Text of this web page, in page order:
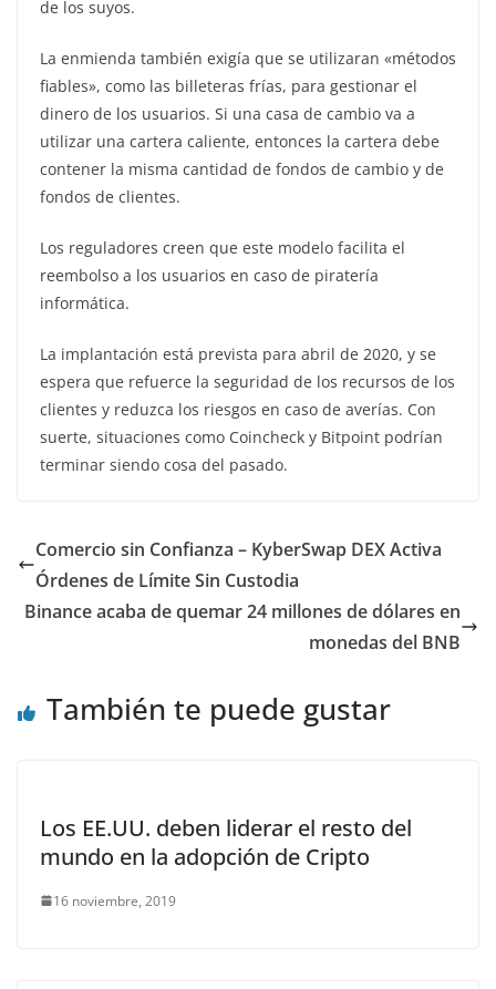
de los suyos.
La enmienda también exigía que se utilizaran «métodos
fiables», como las billeteras frías, para gestionar el
dinero de los usuarios. Si una casa de cambio va a
utilizar una cartera caliente, entonces la cartera debe
contener la misma cantidad de fondos de cambio y de
fondos de clientes.
Los reguladores creen que este modelo facilita el
reembolso a los usuarios en caso de piratería
informática.
La implantación está prevista para abril de 2020, y se
espera que refuerce la seguridad de los recursos de los
clientes y reduzca los riesgos en caso de averías. Con
suerte, situaciones como Coincheck y Bitpoint podrían
terminar siendo cosa del pasado.
Comercio sin Confianza – KyberSwap DEX Activa
Órdenes de Límite Sin Custodia
Binance acaba de quemar 24 millones de dólares en
monedas del BNB
También te puede gustar
Los EE.UU. deben liderar el resto del
mundo en la adopción de Cripto
16 noviembre, 2019